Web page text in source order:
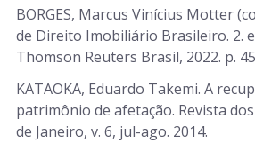
BORGES, Marcus Vinícius Motter
de Direito Imobiliário Brasileiro. 2.
Thomson Reuters Brasil, 2022. p.
KATAOKA, Eduardo Takemi. A
patrimônio de afetação. Revista
de Janeiro, v. 6, jul-ago. 2014.